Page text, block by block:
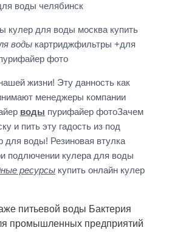
воды челябинск
кулер для воды москва купить
воды картриджфильтры +для
фото
жизни! Эту данность как
менеджеры компании
воды пурифайер фотоЗачем
и пить эту гадость из под
для воды! Резиновая втулка
подлючении кулера для воды
ресурсы купить онлайн кулер
питьевой воды Бактерия
промышленных предприятий